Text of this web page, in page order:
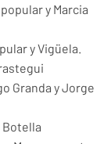
y Marcia
y Vigüela.
Granda y Jorge
Botella